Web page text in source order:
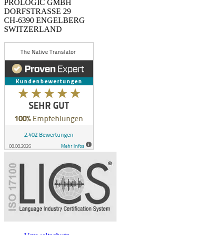
PROLOGIC GMBH
DORFSTRASSE 29
CH-6390 ENGELBERG
SWITZERLAND